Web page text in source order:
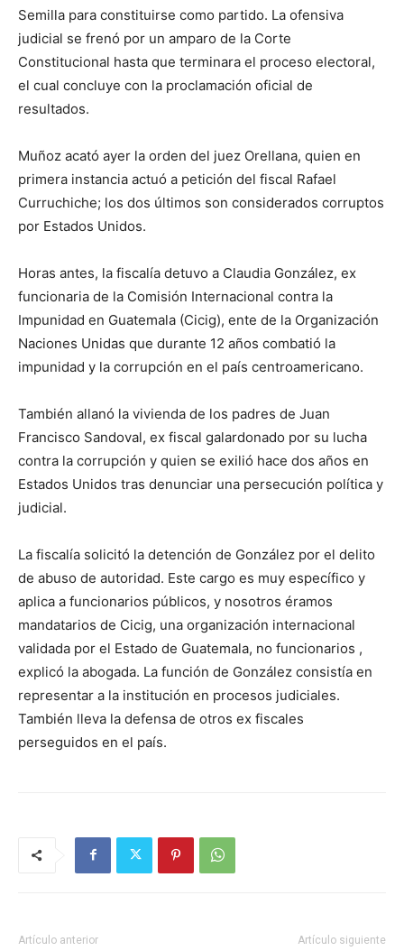
Semilla para constituirse como partido. La ofensiva
judicial se frenó por un amparo de la Corte
Constitucional hasta que terminara el proceso electoral,
el cual concluye con la proclamación oficial de
resultados.
Muñoz acató ayer la orden del juez Orellana, quien en
primera instancia actuó a petición del fiscal Rafael
Curruchiche; los dos últimos son considerados corruptos
por Estados Unidos.
Horas antes, la fiscalía detuvo a Claudia González, ex
funcionaria de la Comisión Internacional contra la
Impunidad en Guatemala (Cicig), ente de la Organización
Naciones Unidas que durante 12 años combatió la
impunidad y la corrupción en el país centroamericano.
También allanó la vivienda de los padres de Juan
Francisco Sandoval, ex fiscal galardonado por su lucha
contra la corrupción y quien se exilió hace dos años en
Estados Unidos tras denunciar una persecución política y
judicial.
La fiscalía solicitó la detención de González por el delito
de abuso de autoridad. Este cargo es muy específico y
aplica a funcionarios públicos, y nosotros éramos
mandatarios de Cicig, una organización internacional
validada por el Estado de Guatemala, no funcionarios ,
explicó la abogada. La función de González consistía en
representar a la institución en procesos judiciales.
También lleva la defensa de otros ex fiscales
perseguidos en el país.
Artículo anterior Artículo siguiente